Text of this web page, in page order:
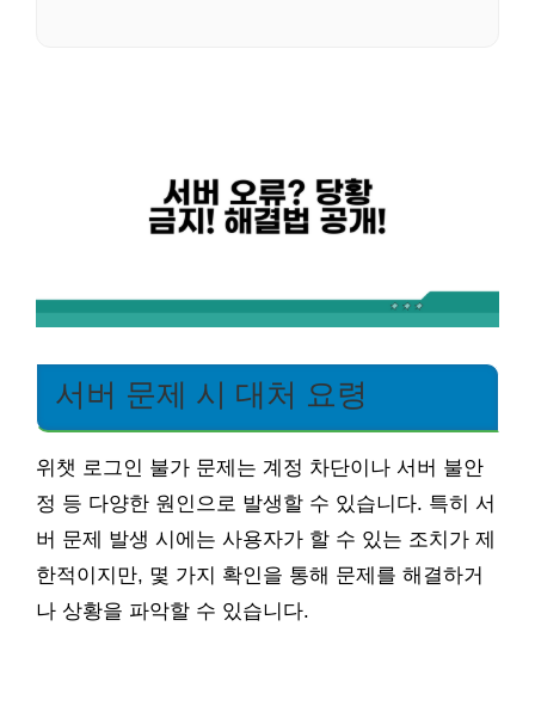
서버 문제 시 대처 요령
위챗 로그인 불가 문제는 계정 차단이나 서버 불안
정 등 다양한 원인으로 발생할 수 있습니다. 특히 서
버 문제 발생 시에는 사용자가 할 수 있는 조치가 제
한적이지만, 몇 가지 확인을 통해 문제를 해결하거
나 상황을 파악할 수 있습니다.